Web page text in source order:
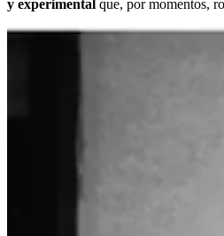
y experimental que, por momentos,